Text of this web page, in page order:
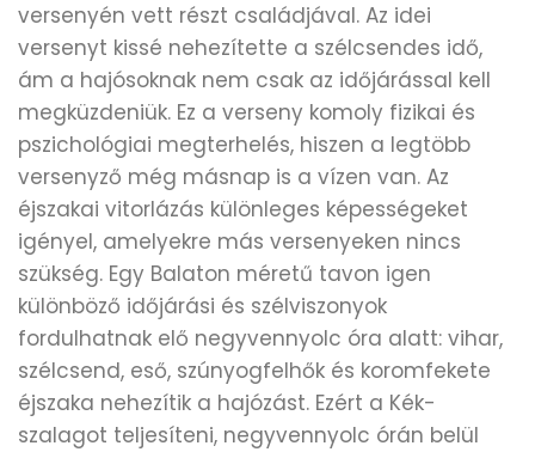
versenyén vett részt családjával. Az idei
versenyt kissé nehezítette a szélcsendes idő,
ám a hajósoknak nem csak az időjárással kell
megküzdeniük. Ez a verseny komoly fizikai és
pszichológiai megterhelés, hiszen a legtöbb
versenyző még másnap is a vízen van. Az
éjszakai vitorlázás különleges képességeket
igényel, amelyekre más versenyeken nincs
szükség. Egy Balaton méretű tavon igen
különböző időjárási és szélviszonyok
fordulhatnak elő negyvennyolc óra alatt: vihar,
szélcsend, eső, szúnyogfelhők és koromfekete
éjszaka nehezítik a hajózást. Ezért a Kék-
szalagot teljesíteni, negyvennyolc órán belül